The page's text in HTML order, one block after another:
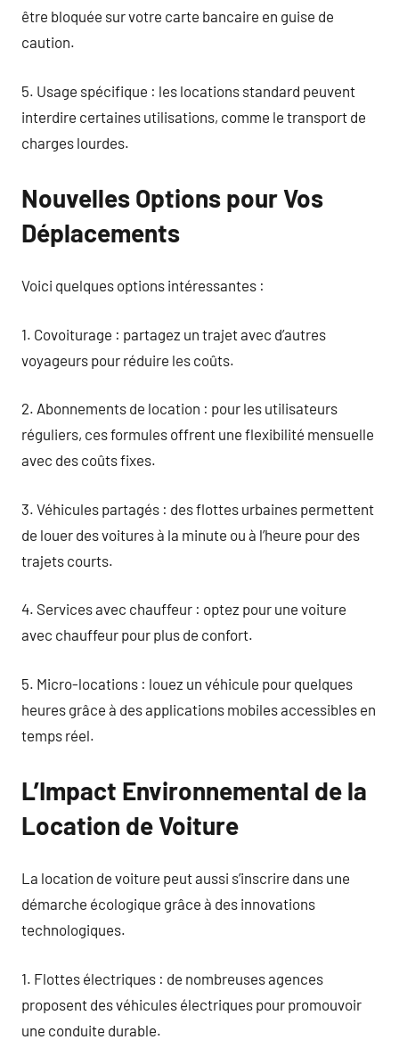
être bloquée sur votre carte bancaire en guise de
caution.
5. Usage spécifique : les locations standard peuvent
interdire certaines utilisations, comme le transport de
charges lourdes.
Nouvelles Options pour Vos
Déplacements
Voici quelques options intéressantes :
1. Covoiturage : partagez un trajet avec d’autres
voyageurs pour réduire les coûts.
2. Abonnements de location : pour les utilisateurs
réguliers, ces formules offrent une flexibilité mensuelle
avec des coûts fixes.
3. Véhicules partagés : des flottes urbaines permettent
de louer des voitures à la minute ou à l’heure pour des
trajets courts.
4. Services avec chauffeur : optez pour une voiture
avec chauffeur pour plus de confort.
5. Micro-locations : louez un véhicule pour quelques
heures grâce à des applications mobiles accessibles en
temps réel.
L’Impact Environnemental de la
Location de Voiture
La location de voiture peut aussi s’inscrire dans une
démarche écologique grâce à des innovations
technologiques.
1. Flottes électriques : de nombreuses agences
proposent des véhicules électriques pour promouvoir
une conduite durable.